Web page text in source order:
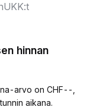
UKK:t
hinnan
arvo on CHF--,
aikana.